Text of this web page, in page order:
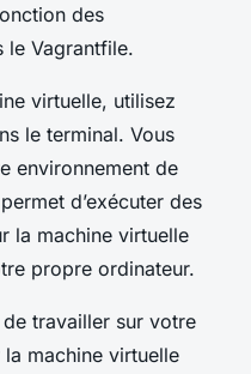
des
le Vagrantfile.
virtuelle, utilisez
le terminal. Vous
environnement de
d’exécuter des
la machine virtuelle
propre ordinateur.
travailler sur votre
machine virtuelle